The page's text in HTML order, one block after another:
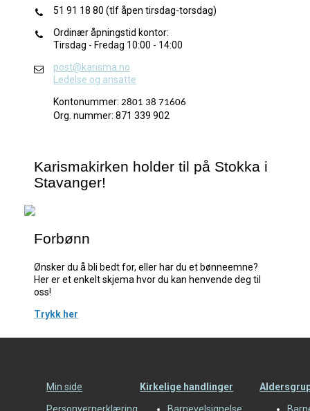
51 91 18 80 (tlf åpen tirsdag-torsdag)
Ordinær åpningstid kontor:
Tirsdag - Fredag 10:00 - 14:00
post@karisma.no
Ledelse og ansatte
Kontonummer: 2801 38 71606
Org. nummer: 871 339 902
Karismakirken holder til på Stokka i
Stavanger!
Forbønn
Ønsker du å bli bedt for, eller har du et bønneemne?
Her er et enkelt skjema hvor du kan henvende deg til
oss!
Trykk her
Min side
Kirkelige handlinger